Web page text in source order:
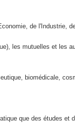
de l'Industrie,
les mutuelles et les
biomédicale,
que des études et